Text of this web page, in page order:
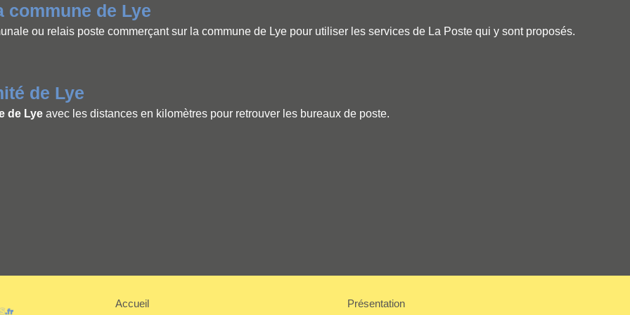
commune de Lye
ou relais poste commerçant sur la commune de Lye pour utiliser les services de La Poste qui y sont proposés.
de Lye
de Lye avec les distances en kilomètres pour retrouver les bureaux de poste.
Accueil Présentation